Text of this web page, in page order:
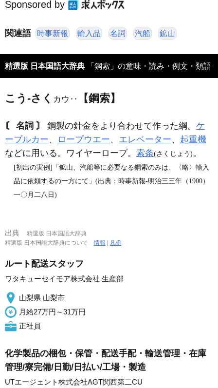
Sponsored by
関連語 時事新報 輸入品 名詞 汽船 鉱山
精選版 日本国語大辞典 「鋼索」の意味・読み・例文・類語
こう‐さく カウ‥ 【鋼索】
〘 名詞 〙 鋼製の針金をより合わせて作った綱。 ケ
ーブルカー、 ロープウエー、 エレベーター、 起重機
などに用いる。ワイヤーロープ。 索条(さくじょう)。
[初出の実例]「鉱山、汽船等に必要なる鋼索のみは、〈略〉輸入
品に依頼するの一方にて」(出典：時事新報‐明治三三年（1900）
一〇月二八日)
出典
精選版 日本国語大辞典
精選版 日本国語大辞典について情報 | 凡例
ルート配送スタッフ
ワタキューセイモア株式会社 生産部
山梨県 山梨市
月給27万円～31万円
正社員
化学製品の梱包・保管・配送手配・輸送管理・在庫
管理/寮完備/日勤/日払い/工場・製造
UTエージェント株式会社AGT関西第二CU